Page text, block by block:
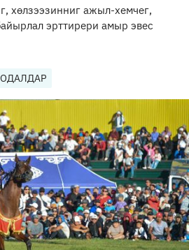
хөлзээзинниг ажыл-хемчег,
эрттирери амыр эвес